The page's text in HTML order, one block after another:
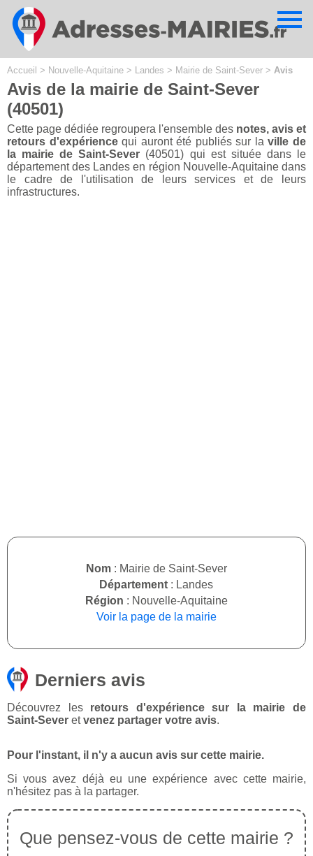
Accueil > Nouvelle-Aquitaine > Landes > Mairie de Saint-Sever > Avis
Avis de la mairie de Saint-Sever
(40501)
Cette page dédiée regroupera l'ensemble des notes, avis et
retours d'expériencequi auront été publiés sur laville de
la mairie de Saint-Sever (40501) qui est située dans le
département des Landes en région Nouvelle-Aquitaine dans
le cadre de l'utilisation de leurs services et de leurs
infrastructures.
Nom : Mairie de Saint-Sever
Département : Landes
Région : Nouvelle-Aquitaine
Voir la page de la mairie
Derniers avis
Découvrez les retours d'expérience sur la mairie de
Saint-Sever etvenez partager votre avis.
Pour l'instant, il n'y a aucun avis sur cette mairie.
Si vous avez déjà eu une expérience avec cette mairie,
n'hésitez pas à la partager.
Que pensez-vous de cette mairie ?
Cookies management panel